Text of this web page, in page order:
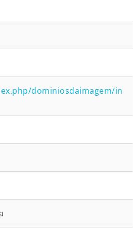
dominiosdaimagem/in